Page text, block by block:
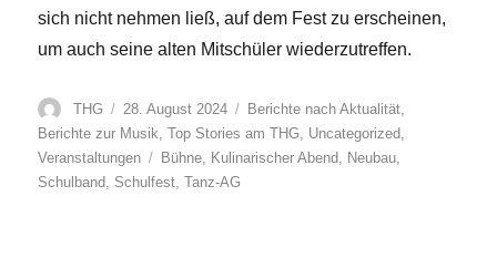
sich nicht nehmen ließ, auf dem Fest zu erscheinen,
um auch seine alten Mitschüler wiederzutreffen.
Autor
THG
Veröffentlicht
am
28. August 2024 Kategorien
Berichte nach Aktualität,
Berichte zur Musik,Top Stories am THG, Uncategorized,
Veranstaltungen
Schlagwörter
Bühne, Kulinarischer Abend, Neubau,
Schulband, Schulfest,Tanz-AG